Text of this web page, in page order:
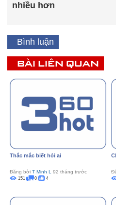
nhiều hơn
Bình luận
BÀI LIÊN QUAN
Thắc mắc biết hỏi ai
Đăng bởi T Minh L 92 tháng trước
151 0 4